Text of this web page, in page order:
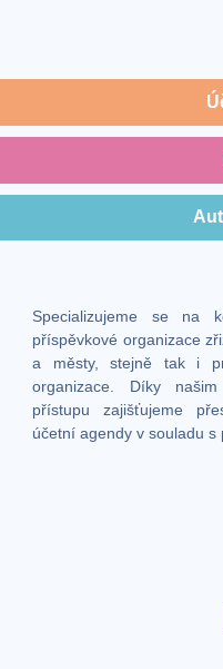
Specializujeme se na
příspěvkové organizace
a městy, stejně tak i
organizace. Díky
přístupu zajišťujeme
účetní agendy v souladu s